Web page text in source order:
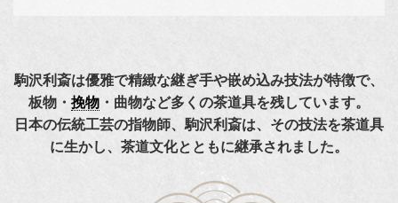
駒沢利斎は優雅で精緻な継ぎ手や嵌め込み技法が特徴で、
板物・ 挽物 ・曲物など多くの茶道具を残しています。
日本の伝統工芸の指物師、駒沢利斎は、その技法を茶道具
に生かし、茶道文化とともに継承されました。